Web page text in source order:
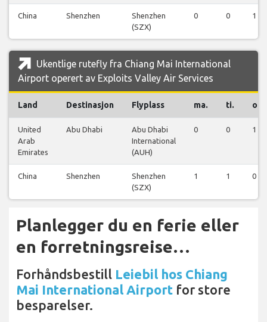
China Shenzhen
Shenzhen
(SZX)
0 0 1
Ukentlige rutefly fra Chiang Mai International
Airport operert av Exploits Valley Air Services
Land Destinasjon Flyplass ma. ti. on.
United
Arab
Emirates
Abu Dhabi
Abu Dhabi
International
(AUH)
0 0 1
China Shenzhen
Shenzhen
(SZX)
1 1 0
Planlegger du en ferie eller
en forretningsreise…
Forhåndsbestill Leiebil hos Chiang
Mai International Airport for store
besparelser.